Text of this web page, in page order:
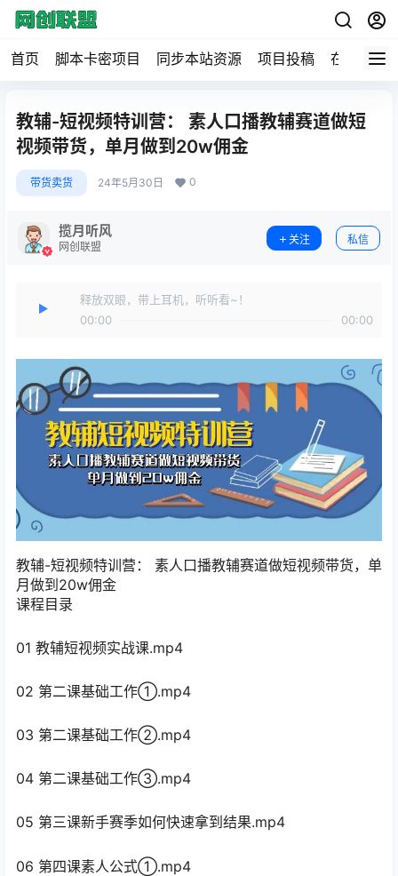
首页 脚本卡密项目 同步本站资源 项目投稿 在线工具
教辅-短视频特训营： 素人口播教辅赛道做短
视频带货，单月做到20w佣金
带货卖货 24年5月30日 0
揽月听风
网创联盟
关注 私信
释放双眼，带上耳机，听听看~！
00:00
00:00
教辅-短视频特训营： 素人口播教辅赛道做短视频带货，单
月做到20w佣金
课程目录
01 教辅短视频实战课.mp4
02 第二课基础工作①.mp4
03 第二课基础工作②.mp4
04 第二课基础工作③.mp4
05 第三课新手赛季如何快速拿到结果.mp4
06 第四课素人公式①.mp4